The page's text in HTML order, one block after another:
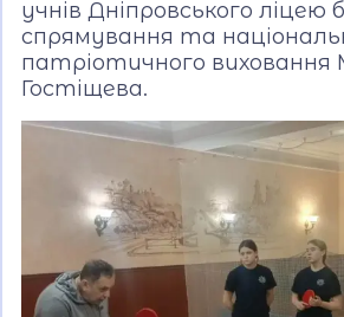
учнів Дніпровського ліцею
спрямування та
патріотичного виховання
Гостіщева.